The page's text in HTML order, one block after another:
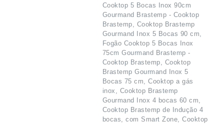
Cooktop 5 Bocas Inox 90cm
Gourmand Brastemp - Cooktop
Brastemp, Cooktop Brastemp
Gourmand Inox 5 Bocas 90 cm,
Fogão Cooktop 5 Bocas Inox
75cm Gourmand Brastemp -
Cooktop Brastemp, Cooktop
Brastemp Gourmand Inox 5
Bocas 75 cm, Cooktop a gás
inox, Cooktop Brastemp
Gourmand Inox 4 bocas 60 cm,
Cooktop Brastemp de Indução 4
bocas, com Smart Zone, Cooktop